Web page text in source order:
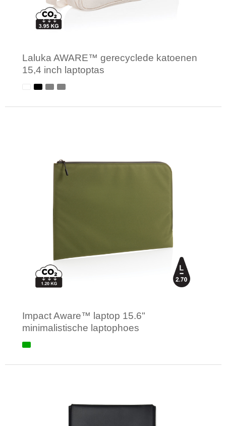
Laluka AWARE™ gerecyclede katoenen
15,4 inch laptoptas
Impact Aware™ laptop 15.6"
minimalistische laptophoes